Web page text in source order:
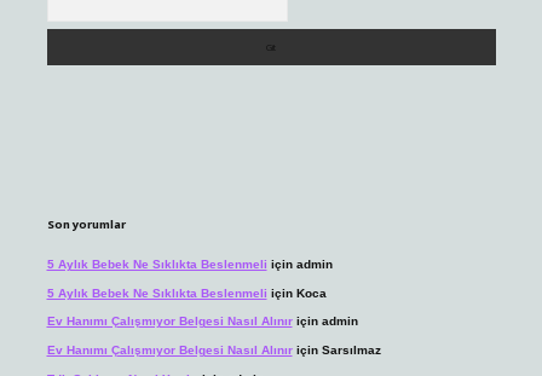
Son yorumlar
5 Aylık Bebek Ne Sıklıkta Beslenmeli için admin
5 Aylık Bebek Ne Sıklıkta Beslenmeli için Koca
Ev Hanımı Çalışmıyor Belgesi Nasıl Alınıriçin admin
Ev Hanımı Çalışmıyor Belgesi Nasıl Alınıriçin Sarsılmaz